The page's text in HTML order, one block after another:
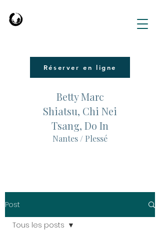
Réserver en ligne
Betty Marc
Shiatsu, Chi Nei
Tsang, Do In
Nantes / Plessé
Post
Tous les posts